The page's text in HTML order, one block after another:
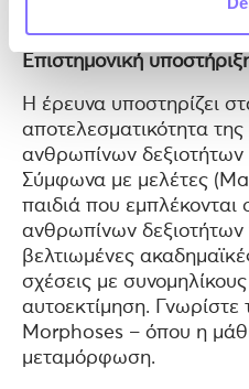
Επιστημονική
Η έρευνα υποστηρίζει
αποτελεσματικότητα
ανθρωπίνων
Σύμφωνα με μελέτες
παιδιά που
ανθρωπίνων
βελτιωμένες
σχέσεις με
αυτοεκτίμηση. Γνωρίστε
Morphoses – όπου η
μεταμόρφωση.